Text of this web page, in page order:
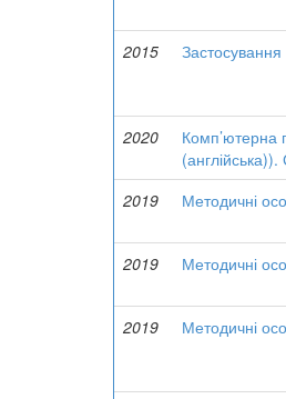
2015
Застосування
2020
Комп’ютерна
2019
Методичні
2019
Методичні
2019
Методичні